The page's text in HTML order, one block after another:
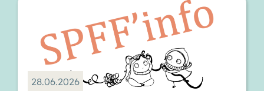
28.06.2026